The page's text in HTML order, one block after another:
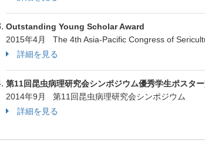
Outstanding Young Scholar Award
2015年4月 The 4th Asia-Pacific Congress of
詳細を見る
第11回昆虫病理研究会シンポジウム優秀学生ポスタ
2014年9月 第11回昆虫病理研究会シンポジウム
詳細を見る